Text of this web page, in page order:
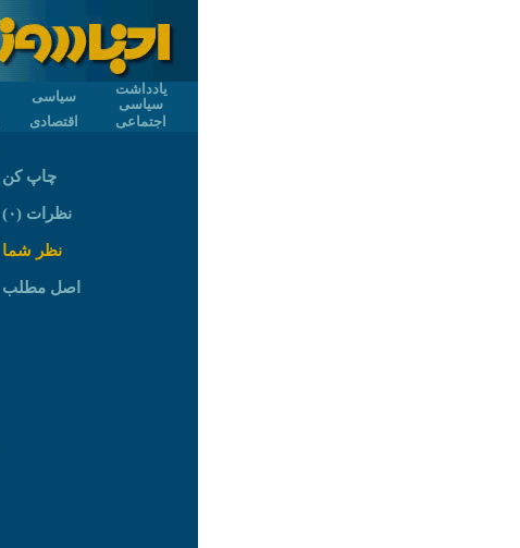
یادداشت
سیاسی
سیاسی
اجتماعی
اقتصادی
چاپ کن
نظرات (۰)
نظر شما
اصل مطلب